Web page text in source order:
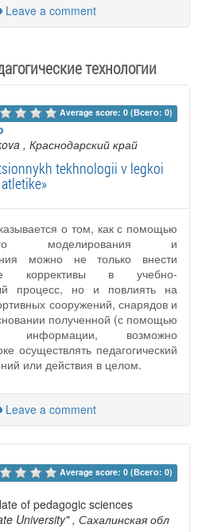
Leave a comment
технологии
Average score: 0 (Всего: 0)
, Краснодарский край
tekhnologii v legkoi
atletike»
о том, как с помощью
моделирования и
можно не только внести
коррективы в учебно-
процесс, но и повлиять на
сооружений, снарядов и
полученной (с помощью
информации, возможно
осуществлять педагогический
или действия в целом.
Leave a comment
Average score: 0 (Всего: 0)
of pedagogic sciences
University" , Сахалинская обл